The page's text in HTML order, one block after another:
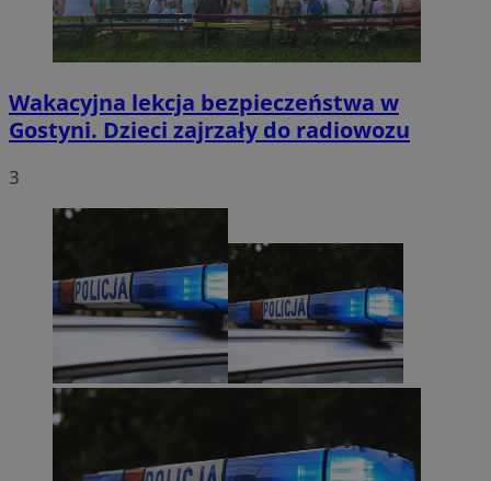
Wakacyjna lekcja bezpieczeństwa w
Gostyni. Dzieci zajrzały do radiowozu
3